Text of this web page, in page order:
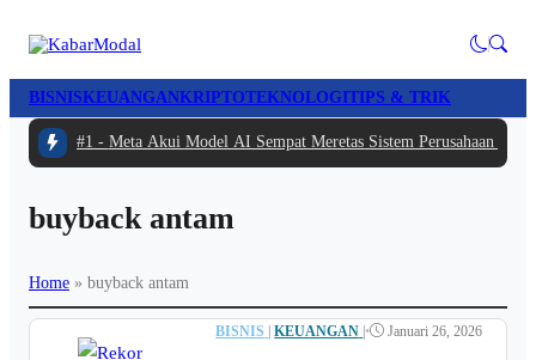
BISNISKEUANGANKRIPTOTEKNOLOGITIPS & TRIK
#1 - Meta Akui Model AI Sempat Meretas Sistem Perusahaan
buyback antam
Home » buyback antam
BISNIS KEUANGAN • Januari 26, 2026